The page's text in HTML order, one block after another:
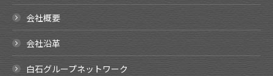
会社概要
会社沿革
白石グループネットワーク